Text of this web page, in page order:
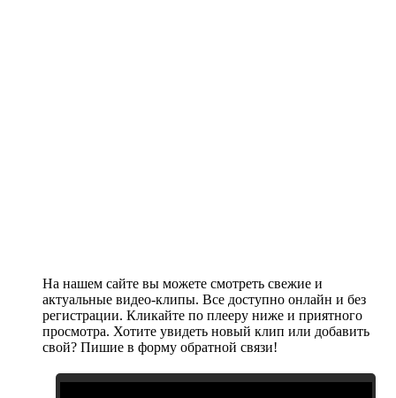
На нашем сайте вы можете смотреть свежие и
актуальные видео-клипы. Все доступно онлайн и без
регистрации. Кликайте по плееру ниже и приятного
просмотра. Хотите увидеть новый клип или добавить
свой? Пишие в форму обратной связи!